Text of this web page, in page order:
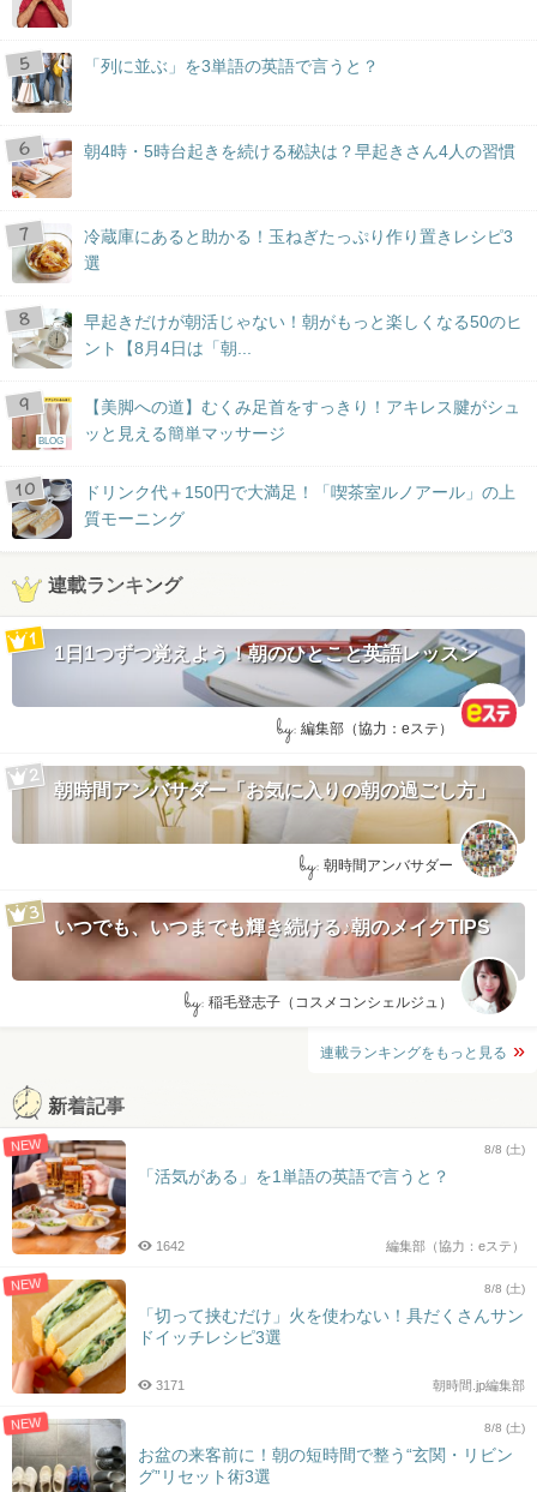
「列に並ぶ」を3単語の英語で言うと？
朝4時・5時台起きを続ける秘訣は？早起きさん4人の習慣
冷蔵庫にあると助かる！玉ねぎたっぷり作り置きレシピ3
選
早起きだけが朝活じゃない！朝がもっと楽しくなる50のヒ
ント【8月4日は「朝...
BLOG
【美脚への道】むくみ足首をすっきり！アキレス腱がシュ
ッと見える簡単マッサージ
ドリンク代＋150円で大満足！「喫茶室ルノアール」の上
質モーニング
連載ランキング
1日1つずつ覚えよう！朝のひとこと英語レッスン
by: 編集部（協力：eステ）
朝時間アンバサダー「お気に入りの朝の過ごし方」
by: 朝時間アンバサダー
いつでも、いつまでも輝き続ける♪朝のメイクTIPS
by: 稲毛登志子（コスメコンシェルジュ）
連載ランキングをもっと見る
新着記事
NEW 8/8 (土)
「活気がある」を1単語の英語で言うと？
編集部（協力：eステ）
1642
NEW 8/8 (土)
「切って挟むだけ」火を使わない！具だくさんサン
ドイッチレシピ3選
朝時間.jp編集部
3171
NEW 8/8 (土)
お盆の来客前に！朝の短時間で整う“玄関・リビン
グ”リセット術3選